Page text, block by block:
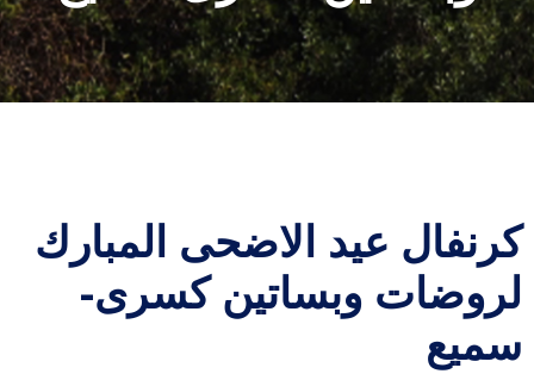
كرنفال عيد الاضحى المبارك
لروضات وبساتين كسرى-
سميع